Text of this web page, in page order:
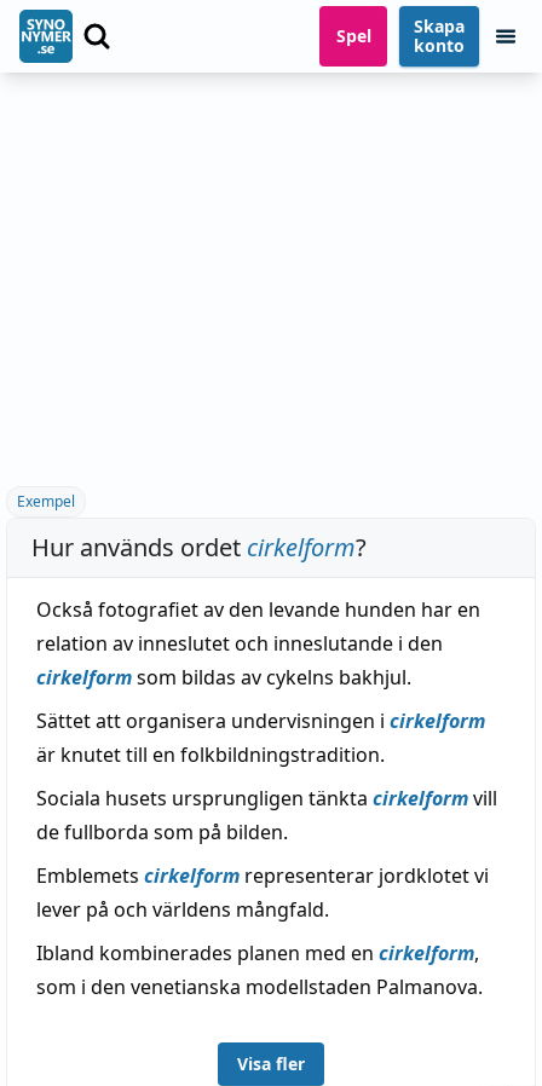
Spel
Skapa
konto
Exempel
Hur används ordet cirkelform?
Också fotografiet av den levande hunden har en
relation av inneslutet och inneslutande i den
cirkelformsom bildas av cykelns bakhjul.
Sättet att organisera undervisningen i cirkelform
är knutet till en folkbildningstradition.
Sociala husets ursprungligen tänkta cirkelformvill
de fullborda som på bilden.
Emblemets cirkelform representerar jordklotet vi
lever på och världens mångfald.
Ibland kombinerades planen med en cirkelform,
som i den venetianska modellstaden Palmanova.
Visa fler